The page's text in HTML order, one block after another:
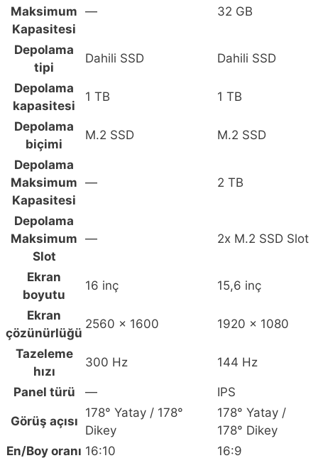
Maksimum
Kapasitesi
— 32 GB
Depolama
tipi
Dahili SSD Dahili SSD
Depolama
kapasitesi
1 TB 1 TB
Depolama
biçimi
M.2 SSD M.2 SSD
Depolama
Maksimum
Kapasitesi
— 2 TB
Depolama
Maksimum
Slot
— 2x M.2 SSD Slot
Ekran
boyutu
16 inç 15,6 inç
Ekran
çözünürlüğü
2560 x 1600 1920 x 1080
Tazeleme
hızı
300 Hz 144 Hz
Panel türü — IPS
Görüş açısı
178° Yatay / 178°
Dikey
178° Yatay /
178° Dikey
En/Boy oranı 16:10 16:9